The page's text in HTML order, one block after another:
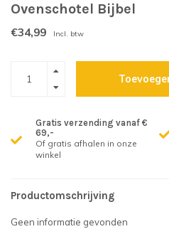
Ovenschotel Bijbel
€34,99 Incl. btw
Gratis verzending vanaf €
69,-
Of gratis afhalen in onze
winkel
Productomschrijving
Geen informatie gevonden